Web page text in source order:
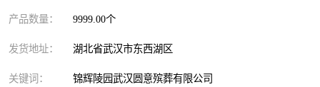
产品数量： 9999.00个
发货地址： 湖北省武汉市东西湖区
关键词： 锦辉陵园武汉圆意殡葬有限公司